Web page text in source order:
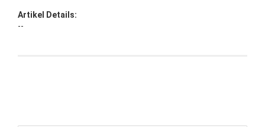
Artikel Details:
--